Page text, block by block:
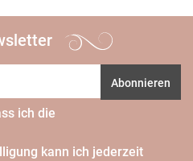
Abonnieren
ich die
kann ich jederzeit